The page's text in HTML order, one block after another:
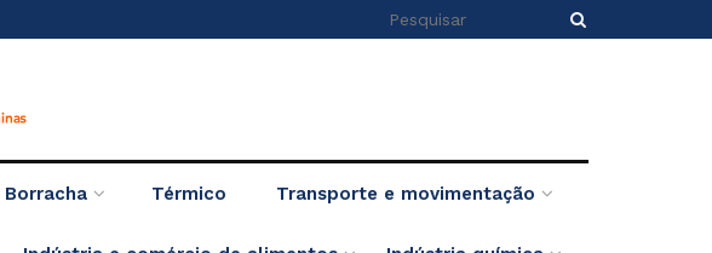
Borracha Térmico Transporte e movimentação